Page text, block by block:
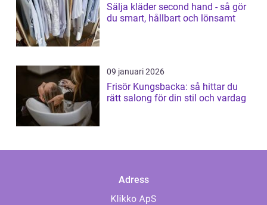
Sälja kläder second hand - så gör
du smart, hållbart och lönsamt
09 januari 2026
Frisör Kungsbacka: så hittar du
rätt salong för din stil och vardag
Adress